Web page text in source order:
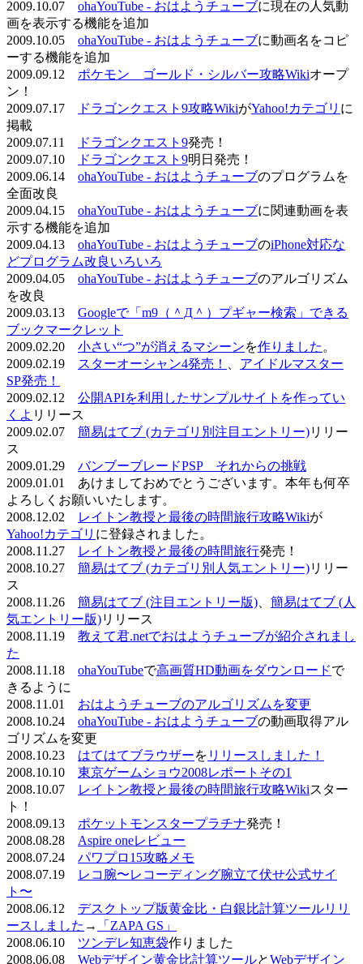
2009.10.07 ohaYouTube - おはようチューブに現在の人気動
画を表示する機能を追加
2009.10.05 ohaYouTube - おはようチューブに動画名をコピ
ーする機能を追加
2009.09.12 ポケモン ゴールド・シルバー攻略Wikiオープ
ン！
2009.07.17
ドラゴンクエスト9攻略WikiがYahoo!カテゴリ に
掲載
2009.07.11
ドラゴンクエスト9発売！
2009.07.10
ドラゴンクエスト9明日発売！
2009.06.14 ohaYouTube - おはようチューブのプログラムを
全面改良
2009.04.15 ohaYouTube - おはようチューブに関連動画を表
示する機能を追加
2009.04.13 ohaYouTube - おはようチューブのiPhone対応な
どプログラム改良いろいろ
2009.04.05 ohaYouTube - おはようチューブのアルゴリズム
を改良
2009.03.13 Googleで「m9（＾Д＾）プギャー検索」できる
ブックマークレット
2009.02.20 小さい“つ”が消えるマシーンを作りました 。
2009.02.19
スターオーシャン4発売！
アイドルマスター
SP発売！
2009.02.12 公開APIを利用したサンプルサイトを作ってい
くよ リリース
2009.02.07 簡易はてブ (カテゴリ別注目エントリー)リリー
ス
2009.01.29 バンブーブレードPSP それからの挑戦
2009.01.01 あけましておめでとうございます。本年も何卒
よろしくお願いいたします。
2008.12.02
レイトン教授と最後の時間旅行攻略Wikiが
Yahoo!カテゴリ に登録されました。
2008.11.27
レイトン教授と最後の時間旅行発売！
2008.10.27 簡易はてブ (カテゴリ別人気エントリー)リリー
ス
2008.11.26 簡易はてブ (注目エントリー版)
簡易はてブ (人
気エントリー版)リリース
2008.11.19 教えて君.netでおはようチューブが紹介されまし
た
2008.11.18 ohaYouTubeで高画質HD動画をダウンロードで
きるように
2008.11.01 おはようチューブのアルゴリズムを変更
2008.10.24 ohaYouTube - おはようチューブの動画取得アル
ゴリズムを変更
2008.10.23 はてはてブラウザーを リリースしました！
2008.10.10 東京ゲームショウ2008レポートその1
2008.10.07
レイトン教授と最後の時間旅行攻略Wikiスター
ト！
2008.09.13 ポケットモンスタープラチナ発売！
2008.08.28 Aspire oneレビュー
2008.07.24 パワプロ15攻略メモ
2008.07.19
レコ腕〜レコーディング腕立て伏せ公式サイ
ト〜
2008.06.12 デスクトップ版黄金比・白銀比計算ツールリリ
ースしました →
「ZAPA GS」
2008.06.10 ツンデレ知恵袋作りました
2008.06.08 Webデザイン黄金比計算ツールとWebデザイン